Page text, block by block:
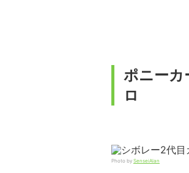
ポニーカ
ロ
Photo by SenseiAlan